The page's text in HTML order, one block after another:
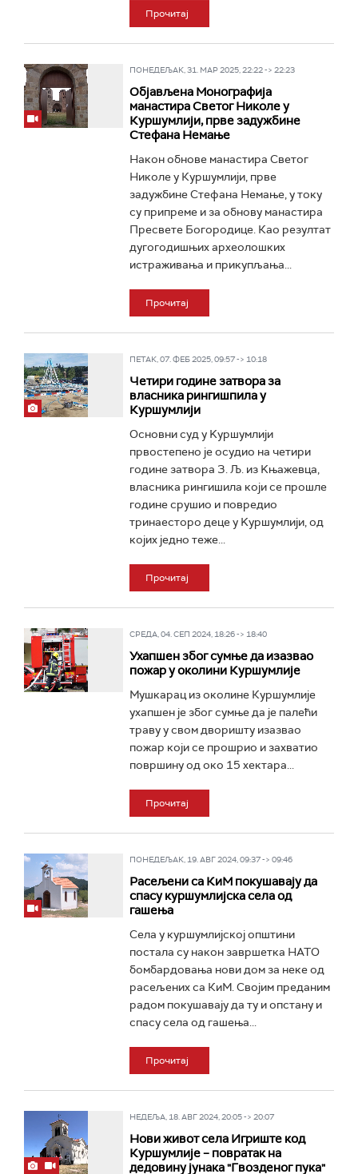
Прочитај
ПОНЕДЕЉАК, 31. МАР 2025, 22:22 -> 22:23
Објављена Монографија
манастира Светог Николе у
Куршумлији, прве задужбине
Стефана Немање
Након обнове манастира Светог
Николе у Куршумлији, прве
задужбине Стефана Немање, у току
су припреме и за обнову манастира
Пресвете Богородице. Као резултат
дугогодишњих археолошких
истраживања и прикупљања...
Прочитај
ПЕТАК, 07. ФЕБ 2025, 09:57 -> 10:18
Четири године затвора за
власника рингишпила у
Куршумлији
Основни суд у Kуршумлији
првостепено је осудио на четири
године затвора З. Љ. из Kњажевца,
власника рингишила који се прошле
године срушио и повредио
тринаесторо деце у Kуршумлији, од
којих једно теже...
Прочитај
СРЕДА, 04. СЕП 2024, 18:26 -> 18:40
Ухапшен због сумње да изазвао
пожар у околини Куршумлије
Мушкарац из околине Куршумлије
ухапшен је због сумње да је палећи
траву у свом дворишту изазвао
пожар који се прошрио и захватио
површину од око 15 хектара...
Прочитај
ПОНЕДЕЉАК, 19. АВГ 2024, 09:37 -> 09:46
Расељени са КиМ покушавају да
спасу куршумлијска села од
гашења
Села у куршумлијској општини
постала су након завршетка НАТО
бомбардовања нови дом за неке од
расељених са КиМ. Својим преданим
радом покушавају да ту и опстану и
спасу села од гашења...
Прочитај
НЕДЕЉА, 18. АВГ 2024, 20:05 -> 20:07
Нови живот села Игриште код
Куршумлије – повратак на
дедовину јунака "Гвозденог пука"